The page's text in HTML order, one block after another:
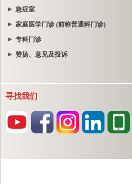
急症室
家庭医学门诊 (前称普通科门诊)
专科门诊
赞扬、意见及投诉
寻找我们